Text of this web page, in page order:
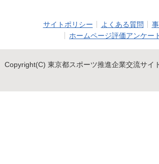
サイトポリシー よくある質問
ホームページ評価アンケー
Copyright(C) 東京都スポーツ推進企業交流サイ